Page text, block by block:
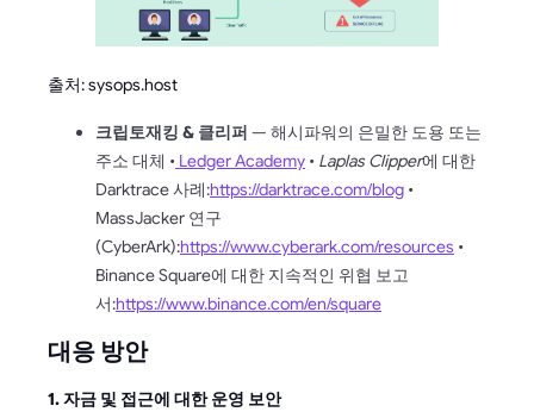
출처: sysops.host
크립토재킹 & 클리퍼 — 해시파워의 은밀한 도용 또는
주소 대체 • Ledger Academy • Laplas Clipper에 대한
Darktrace 사례:https://darktrace.com/blog •
MassJacker 연구
(CyberArk):https://www.cyberark.com/resources •
Binance Square에 대한 지속적인 위협 보고
서:https://www.binance.com/en/square
대응 방안
1. 자금 및 접근에 대한 운영 보안